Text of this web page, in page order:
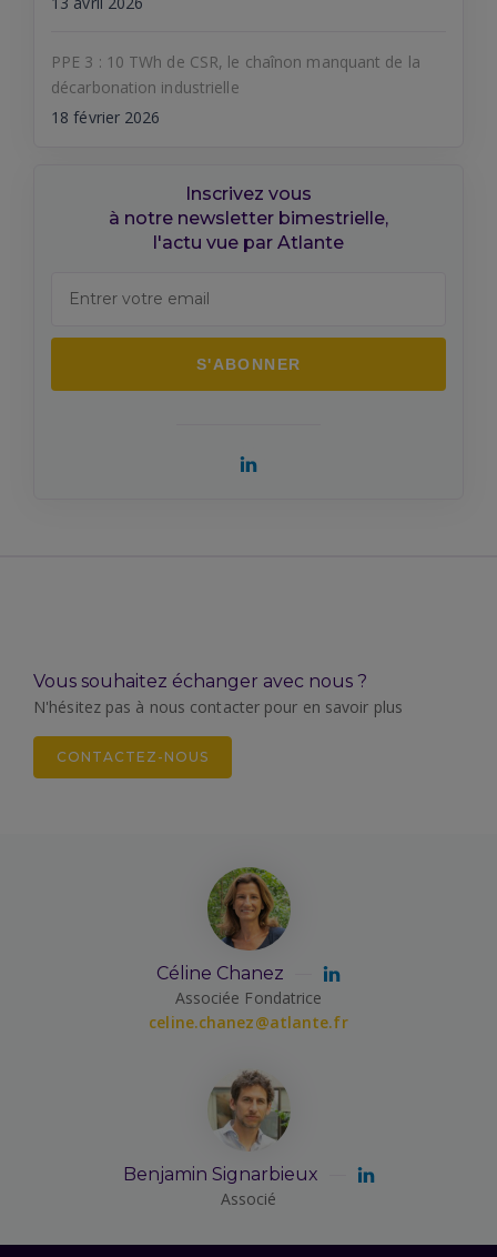
PPE 3 : 10 TWh de CSR, le chaînon manquant de la
décarbonation industrielle
18 février 2026
Inscrivez vous
à notre newsletter bimestrielle,
l'actu vue par Atlante
Vous souhaitez échanger avec nous ?
N'hésitez pas à nous contacter pour en savoir plus
CONTACTEZ-NOUS
Céline Chanez
Associée Fondatrice
celine.chanez@atlante.fr
Benjamin Signarbieux
Associé